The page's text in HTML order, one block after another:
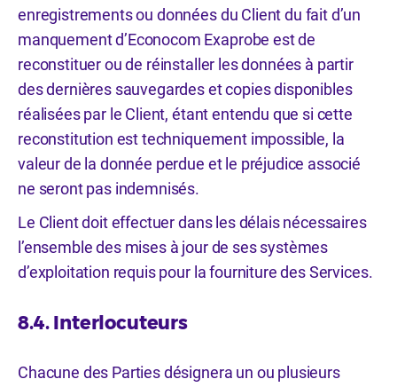
enregistrements ou données du Client du fait d’un
manquement d’Econocom Exaprobe est de
reconstituer ou de réinstaller les données à partir
des dernières sauvegardes et copies disponibles
réalisées par le Client, étant entendu que si cette
reconstitution est techniquement impossible, la
valeur de la donnée perdue et le préjudice associé
ne seront pas indemnisés.
Le Client doit effectuer dans les délais nécessaires
l’ensemble des mises à jour de ses systèmes
d’exploitation requis pour la fourniture des Services.
8.4. Interlocuteurs
Chacune des Parties désignera un ou plusieurs